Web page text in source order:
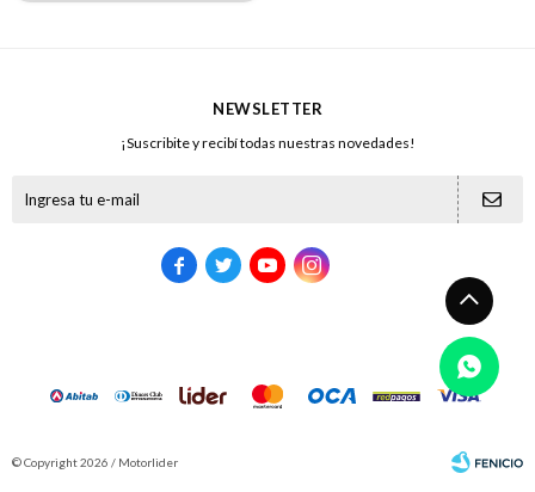
NEWSLETTER
¡Suscribite y recibí todas nuestras novedades!
   
© Copyright 2026 / Motorlider